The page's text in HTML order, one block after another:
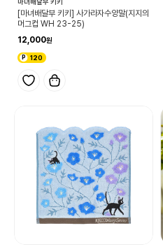
[마녀배달부 키키] 사가라자수양말(지지의
머그컵 WH 23-25)
12,000
120